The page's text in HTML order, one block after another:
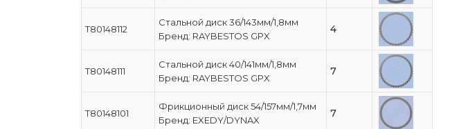
T80148112
Стальной диск 36/143мм/1,8мм
Бренд: RAYBESTOS GPX
4
T80148111
Стальной диск 40/141мм/1,8мм
Бренд: RAYBESTOS GPX
7
T80148101
Фрикционный диск 54/157мм/1,7мм
Бренд: EXEDY/DYNAX
7